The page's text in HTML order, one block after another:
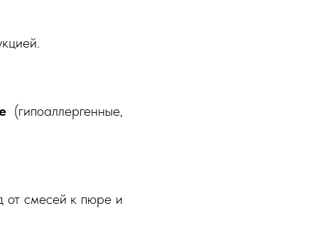
(гипоаллергенные,
от смесей к пюре и